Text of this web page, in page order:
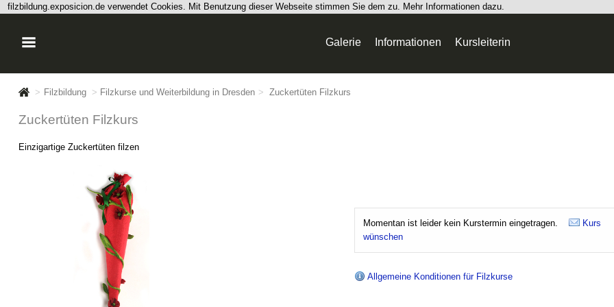
filzbildung.exposicion.de verwendet Cookies. Mit Benutzung dieser Webseite stimmen Sie dem zu. Mehr Informationen dazu.
> Filzbildung > Filzkurse und Weiterbildung in Dresden > Zuckertüten Filzkurs
Zuckertüten Filzkurs
Einzigartige Zuckertüten filzen
Momentan ist leider kein Kurstermin eingetragen.
Kurs
wünschen
Allgemeine Konditionen für Filzkurse
Galerie Informationen Kursleiterin